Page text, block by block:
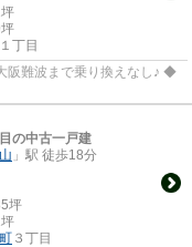
１丁目
阪難波まで乗り換えなし♪ ◆
の中古一戸建
」駅 徒歩18分
坪
３丁目